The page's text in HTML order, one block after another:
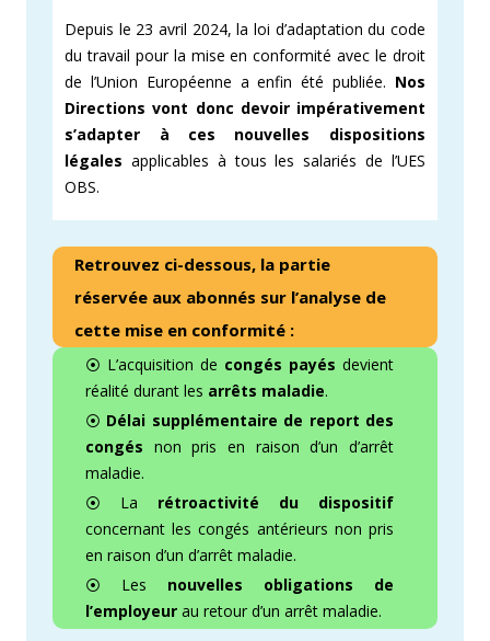
Depuis le 23 avril 2024, la loi d’adaptation du code
du travail pour la mise en conformité avec le droit
de l’Union Européenne a enfin été publiée. Nos
Directions vont donc devoir impérativement
s’adapter à ces nouvelles dispositions
légales applicables à tous les salariés de l’UES
OBS.
Retrouvez ci-dessous, la partie
réservée aux abonnés sur l’analyse de
cette mise en conformité :
⦿ L’acquisition de congés payés devient
réalité durant les arrêts maladie.
⦿ Délai supplémentaire de report des
congés non pris en raison d’un d’arrêt
maladie.
⦿ La rétroactivité du dispositif
concernant les congés antérieurs non pris
en raison d’un d’arrêt maladie.
⦿ Les nouvelles obligations de
l’employeur au retour d’un arrêt maladie.